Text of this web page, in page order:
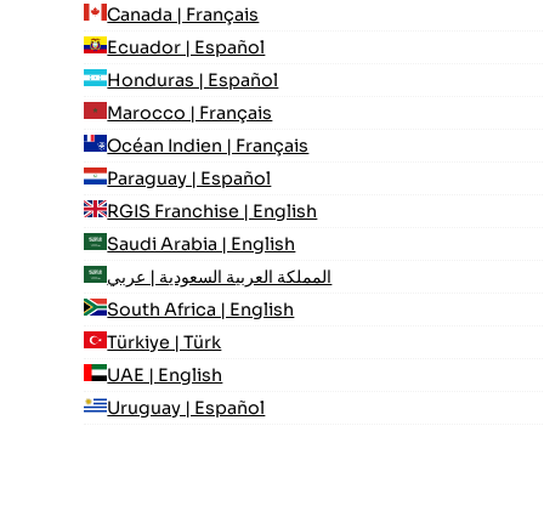
Canada | Français
Ecuador | Español
Honduras | Español
Marocco | Français
Océan Indien | Français
Paraguay | Español
RGIS Franchise | English
Saudi Arabia | English
المملكة العربية السعودية | عربي
South Africa | English
Türkiye | Türk
UAE | English
Uruguay | Español